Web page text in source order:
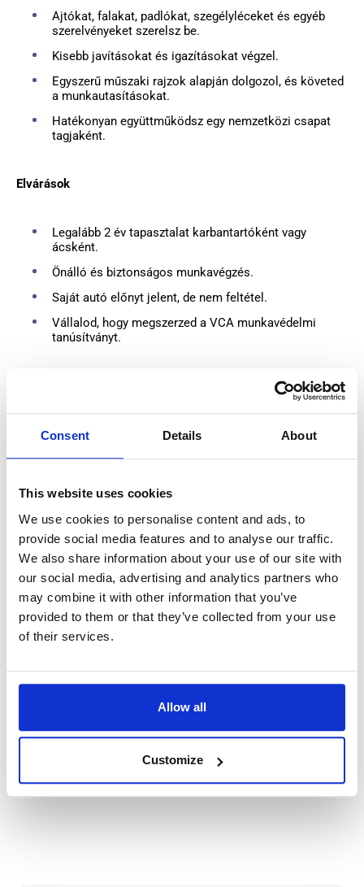
Consent Details About
This website uses cookies
We use cookies to personalise content and ads, to
provide social media features and to analyse our traffic.
We also share information about your use of our site with
our social media, advertising and analytics partners who
may combine it with other information that you’ve
provided to them or that they’ve collected from your use
of their services.
Allow all
Customize
Ajtókat, falakat, padlókat, szegélyléceket és egyéb
szerelvényeket szerelsz be.
Kisebb javításokat és igazításokat végzel.
Egyszerű műszaki rajzok alapján dolgozol, és követed
a munkautasításokat.
Hatékonyan együttműködsz egy nemzetközi csapat
tagjaként.
Elvárások
Legalább 2 év tapasztalat karbantartóként vagy
ácsként.
Önálló és biztonságos munkavégzés.
Saját autó előnyt jelent, de nem feltétel.
Vállalod, hogy megszerzed a VCA munkavédelmi
tanúsítványt.
Heti550 € nettó fizetés.
Holland munkaszerződés teljes körű törvényes
Hosszú távú, stabil munkalehetőség.
Egyágyas szállás Wi-Fi-hozzáféréssel.
Teljes körű adminisztratív és helyszíni támogatás.
Biztonságos, modern munkakörnyezet.
Fejlődési és előrelépési lehetőség a cégen belül.
Készségek